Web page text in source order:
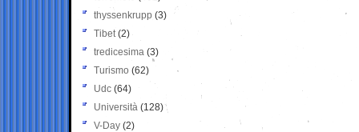
thyssenkrupp (3)
Tibet(2)
tredicesima (3)
Turismo (62)
Udc (64)
Università (128)
V-Day (2)